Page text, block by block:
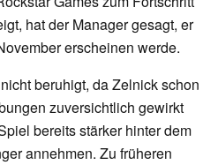
hat der Manager gesagt, er
erscheinen werde.
beruhigt, da Zelnick schon
zuversichtlich gewirkt
bereits stärker hinter dem
annehmen. Zu früheren